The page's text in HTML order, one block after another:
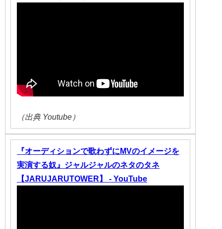
（出典 Youtube）
『オーディションで歌わずにMVのイメージを
実演する奴』ジャルジャルのネタのタネ
【JARUJARUTOWER】 - YouTube